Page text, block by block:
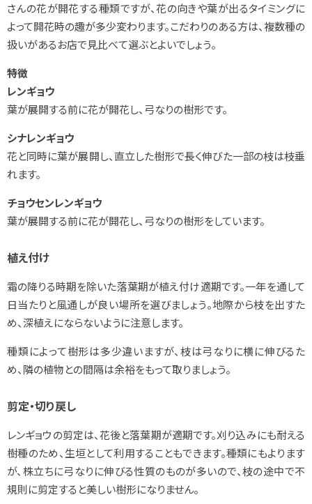
さんの花が開花する種類ですが、花の向きや葉が出るタイミングに
よって開花時の趣が多少変わります。こだわりのある方は、複数種の
扱いがあるお店で見比べて選ぶとよいでしょう。
特徴
レンギョウ
葉が展開する前に花が開花し、弓なりの樹形です。
シナレンギョウ
花と同時に葉が展開し、直立した樹形で長く伸びた一部の枝は枝垂
れます。
チョウセンレンギョウ
葉が展開する前に花が開花し、弓なりの樹形をしています。
植え付け
霜の降りる時期を除いた落葉期が植え付け適期です。一年を通して
日当たりと風通しが良い場所を選びましょう。地際から枝を出すた
め、深植えにならないように注意します。
種類によって樹形は多少違いますが、枝は弓なりに横に伸びるた
め、隣の植物との間隔は余裕をもって取りましょう。
剪定・切り戻し
レンギョウの剪定は、花後と落葉期が適期です。刈り込みにも耐える
樹種のため、生垣として利用することもできます。種類にもよります
が、株立ちに弓なりに伸びる性質のものが多いので、枝の途中で不
規則に剪定すると美しい樹形になりません。